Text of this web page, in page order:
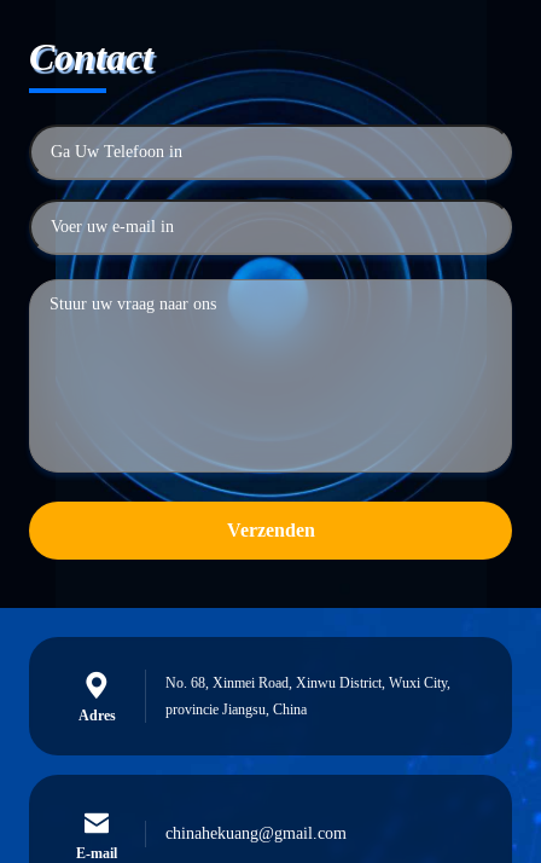
Contact
Verzenden
Adres
No. 68, Xinmei Road, Xinwu District, Wuxi City,
provincie Jiangsu, China
E-mail
chinahekuang@gmail.com